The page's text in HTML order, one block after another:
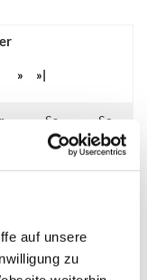
auf unsere
zu
» »|
Sa So
16